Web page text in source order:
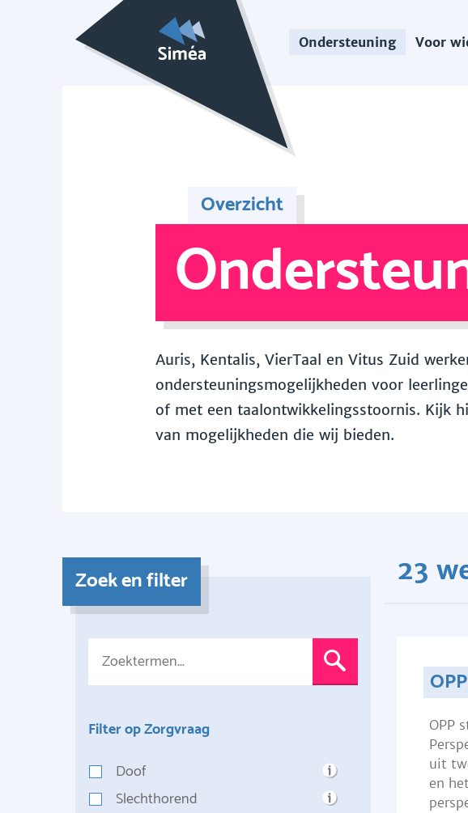
Ondersteuning Voor
Overzicht
Auris, Kentalis, VierTaal en Vitus Zuid
ondersteuningsmogelijkheden voor
of met een taalontwikkelingsstoornis. Kijk
van mogelijkheden die wij bieden.
Zoek en filter
Filter op Zorgvraag
Doof
Slechthorend
23
OPP
uit
en